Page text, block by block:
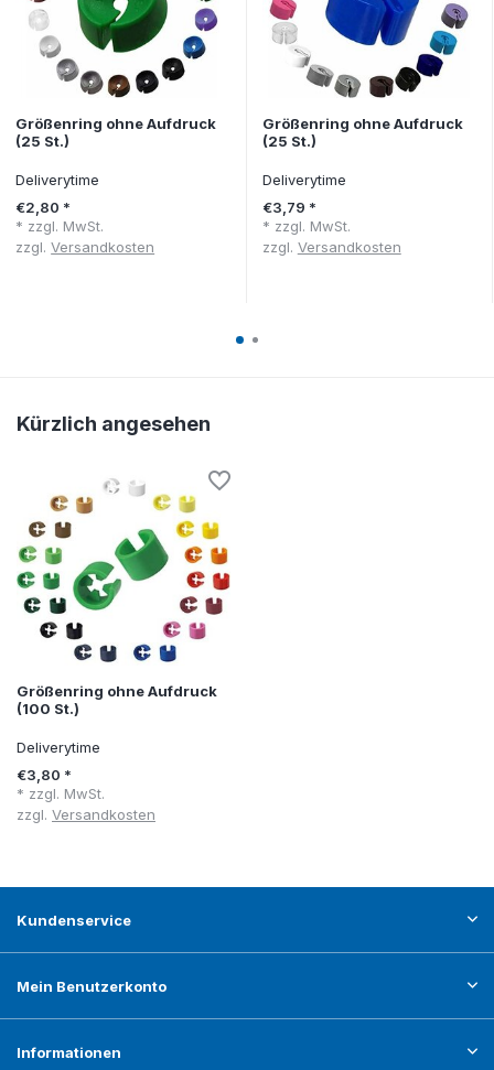
Größenring ohne Aufdruck
(25 St.)
Deliverytime
€2,80 *
* zzgl. MwSt.
zzgl.Versandkosten
Größenring ohne Aufdruck
(25 St.)
Deliverytime
€3,79 *
* zzgl. MwSt.
zzgl. Versandkosten
Kürzlich angesehen
Größenring ohne Aufdruck
(100 St.)
Deliverytime
€3,80 *
* zzgl. MwSt.
zzgl. Versandkosten
Kundenservice
Mein Benutzerkonto
Informationen